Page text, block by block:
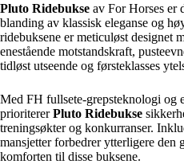
Pluto Ridebukse av For Horses er
blanding av klassisk eleganse og
ridebuksene er meticuløst designet
enestående motstandskraft,
tidløst utseende og førsteklasses
Med FH fullsete-grepsteknologi og
prioritererPluto Ridebukse
treningsøkter og konkurranser.
mansjetter forbedrer ytterligere den
komforten til disse buksene.